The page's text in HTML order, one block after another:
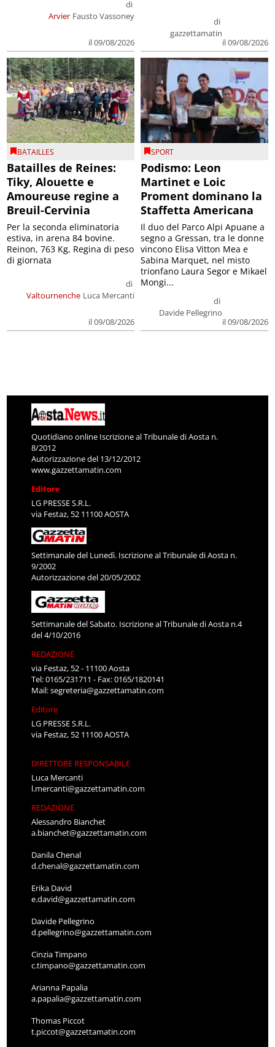
Arvier
di
Fausto Vassoney
il 09/08/2026
di
gazzettamatin
il 09/08/2026
BATAILLES
Batailles de Reines:
Tiky, Alouette e
Amoureuse regine a
Breuil-Cervinia
Valtournenche
di
Luca Mercanti
il 09/08/2026
Per la seconda eliminatoria
estiva, in arena 84 bovine.
Reinon, 763 Kg, Regina di peso
di giornata
SPORT
Podismo: Leon
Martinet e Loic
Proment dominano la
Staffetta Americana
di
Davide Pellegrino
il 09/08/2026
Il duo del Parco Alpi Apuane a
segno a Gressan, tra le donne
vincono Elisa Vitton Mea e
Sabina Marquet, nel misto
trionfano Laura Segor e Mikael
Mongi...
Quotidiano online Iscrizione al Tribunale di Aosta n.
8/2012
Autorizzazione del 13/12/2012
www.gazzettamatin.com
Editore
LG PRESSE S.R.L.
via Festaz, 52 11100 AOSTA
Settimanale del Lunedì. Iscrizione al Tribunale di Aosta n.
9/2002
Autorizzazione del 20/05/2002
Settimanale del Sabato. Iscrizione al Tribunale di Aosta n.4
del 4/10/2016
REDAZIONE
via Festaz, 52 - 11100 Aosta
Tel: 0165/231711 - Fax: 0165/1820141
Mail:segreteria@gazzettamatin.com
Editore
LG PRESSE S.R.L.
via Festaz, 52 11100 AOSTA
DIRETTORE RESPONSABILE
Luca Mercanti
l.mercanti@gazzettamatin.com
REDAZIONE
Alessandro Bianchet
a.bianchet@gazzettamatin.com
Danila Chenal
d.chenal@gazzettamatin.com
Erika David
e.david@gazzettamatin.com
Davide Pellegrino
d.pellegrino@gazzettamatin.com
Cinzia Timpano
c.timpano@gazzettamatin.com
Arianna Papalia
a.papalia@gazzettamatin.com
Thomas Piccot
t.piccot@gazzettamatin.com